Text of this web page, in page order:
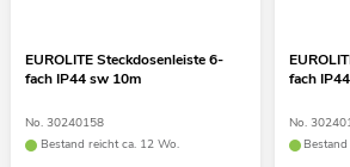
EUROLITE Steckdosenleiste 6-
fach IP44 sw 10m
No. 30240158
Bestand reicht ca. 12 Wo.
fach
No.